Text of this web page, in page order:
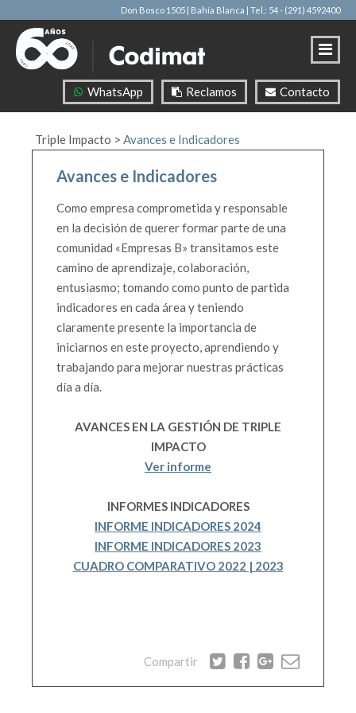
Don Bosco 1505 | Bahía Blanca | Tel.: 54 - (291) 4592400
WhatsApp Reclamos Contacto
Triple Impacto > Avances e Indicadores
Avances e Indicadores
Como empresa comprometida y responsable
en la decisión de querer formar parte de una
comunidad «Empresas B» transitamos este
camino de aprendizaje, colaboración,
entusiasmo; tomando como punto de partida
indicadores en cada área y teniendo
claramente presente la importancia de
iniciarnos en este proyecto, aprendiendo y
trabajando para mejorar nuestras prácticas
día a día.
AVANCES EN LA GESTIÓN DE TRIPLE
IMPACTO
Ver informe
INFORMES INDICADORES
INFORME INDICADORES 2024
INFORME INDICADORES 2023
CUADRO COMPARATIVO 2022 | 2023
Compartir